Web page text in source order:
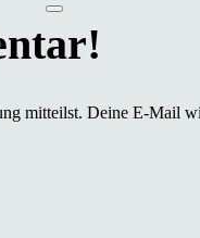
mitteilst. Deine E-Mail